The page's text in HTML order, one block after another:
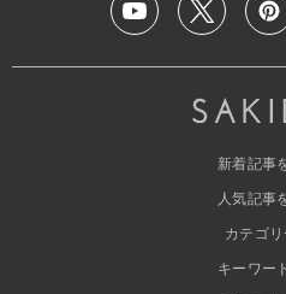
新着記事
人気記事
カテゴ
キーワー